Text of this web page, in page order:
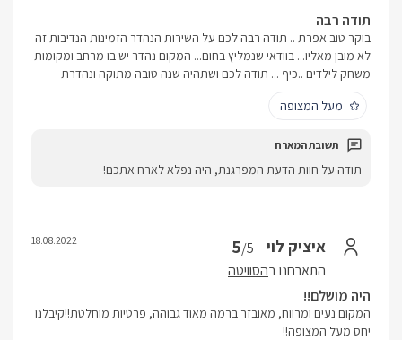
תודה רבה
בוקר טוב אפרת .. תודה רבה לכם על השירות הנהדר הזמינות הנדיבות זה
לא מובן מאליו... בוודאי שנמליץ בחום... המקום נהדר יש בו מרחב ומקומות
משחק לילדים ..כיף ... תודה לכם ושתהיה שנה טובה מתוקה ונהדרת
מעל המצופה
תודה על חוות הדעת המפרגנת, היה נפלא לארח אתכם!
איציק לוי 5/5
התארחנו בהסוויטה
18.08.2022
היה מושלם!!
המקום נעים ומרווח, מאובזר ברמה מאוד גבוהה, פרטיות מוחלטת!!קיבלנו
יחס מעל המצופה!!